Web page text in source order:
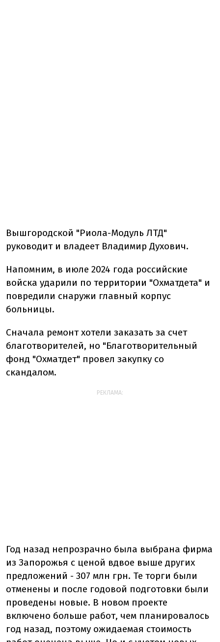
Вышгородской "Риола-Модуль ЛТД"
руководит и владеет Владимир Духович.
Напомним, в июле 2024 года российские
войска ударили по территории "Охматдета" и
повредили снаружи главный корпус
больницы.
Сначала ремонт хотели заказать за счет
благотворителей, но "Благотворительный
фонд "Охматдет" провел закупку со
скандалом.
РЕКЛАМА:
Год назад непрозрачно была выбрана фирма
из Запорожья с ценой вдвое выше других
предложений - 307 млн грн. Те торги были
отменены и после годовой подготовки были
проведены новые. В новом проекте
включено больше работ, чем планировалось
год назад, поэтому ожидаемая стоимость